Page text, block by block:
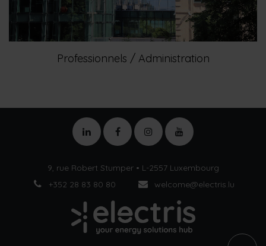
Professionnels / Administration
9, rue Robert Stumper • L-2557 Luxembourg
+352 28 83 80 80
welcome@electris.lu